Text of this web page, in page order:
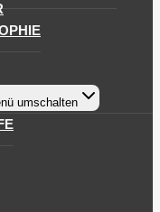
umschalten